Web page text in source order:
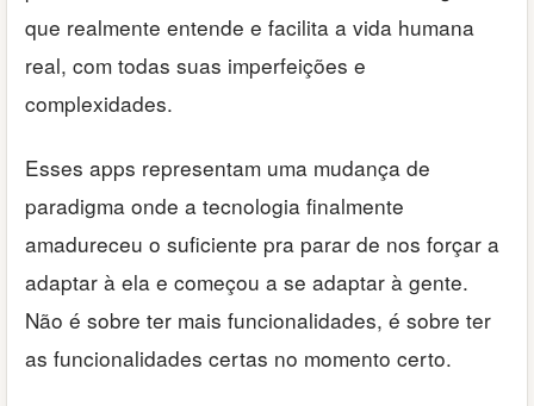
que realmente entende e facilita a vida humana
real, com todas suas imperfeições e
complexidades.
Esses apps representam uma mudança de
paradigma onde a tecnologia finalmente
amadureceu o suficiente pra parar de nos forçar a
adaptar à ela e começou a se adaptar à gente.
Não é sobre ter mais funcionalidades, é sobre ter
as funcionalidades certas no momento certo.